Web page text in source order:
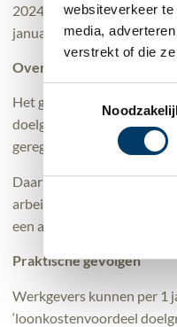
websiteverkeer
media,
verstrekt of die
2024 wordt verlaagd per
januari 2024 blijft het
Overige wijzigingen
Het geld dat vrijkomt met
doelgroep
geregistreerd staan bij het
Daarnaast worden de
arbeidshandicap. Met de
een arbeidshandicap
Praktische gevolgen
Werkgevers kunnen per 1
‘loonkostenvoordeel